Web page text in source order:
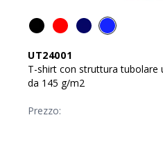
UT24001
T-shirt con struttura tubolare
da 145 g/m2
Prezzo: